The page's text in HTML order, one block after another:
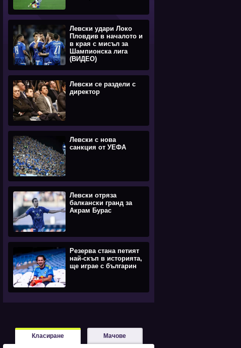
Левски удари Локо
Пловдив в началото и
в края с мисъл за
Шампионска лига
(ВИДЕО)
Левски се раздели с
директор
Левски с нова
санкция от УЕФА
Левски отряза
балкански гранд за
Акрам Бурас
Резерва стана петият
най-скъп в историята,
ще играе с българин
Класиране Мачове